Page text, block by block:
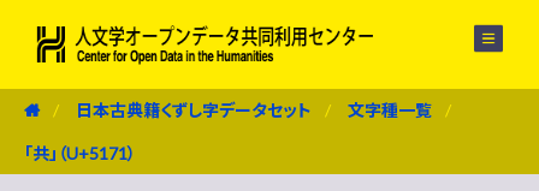
日本古典籍くずし字データセット 文字種一覧
「共」（U+5171）